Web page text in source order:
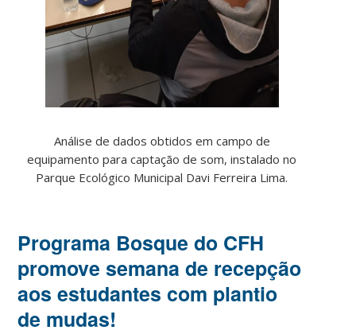
Análise de dados obtidos em campo de
equipamento para captação de som, instalado no
Parque Ecológico Municipal Davi Ferreira Lima.
Programa Bosque do CFH
promove semana de recepção
aos estudantes com plantio
de mudas!